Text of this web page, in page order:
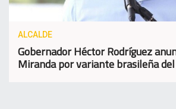
ALCALDE
Gobernador Héctor Rodríguez
Miranda por variante brasileña